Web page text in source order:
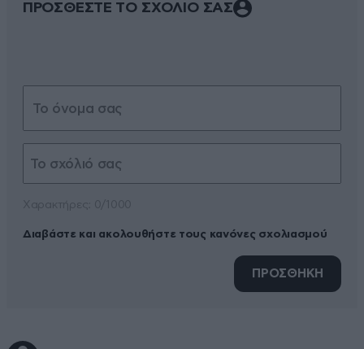
ΠΡΟΣΘΕΣΤΕ ΤΟ ΣΧΟΛΙΟ ΣΑΣ
Διαβάστε και ακολουθήστε τους κανόνες σχολιασμού
ΠΡΟΣΘΗΚΗ